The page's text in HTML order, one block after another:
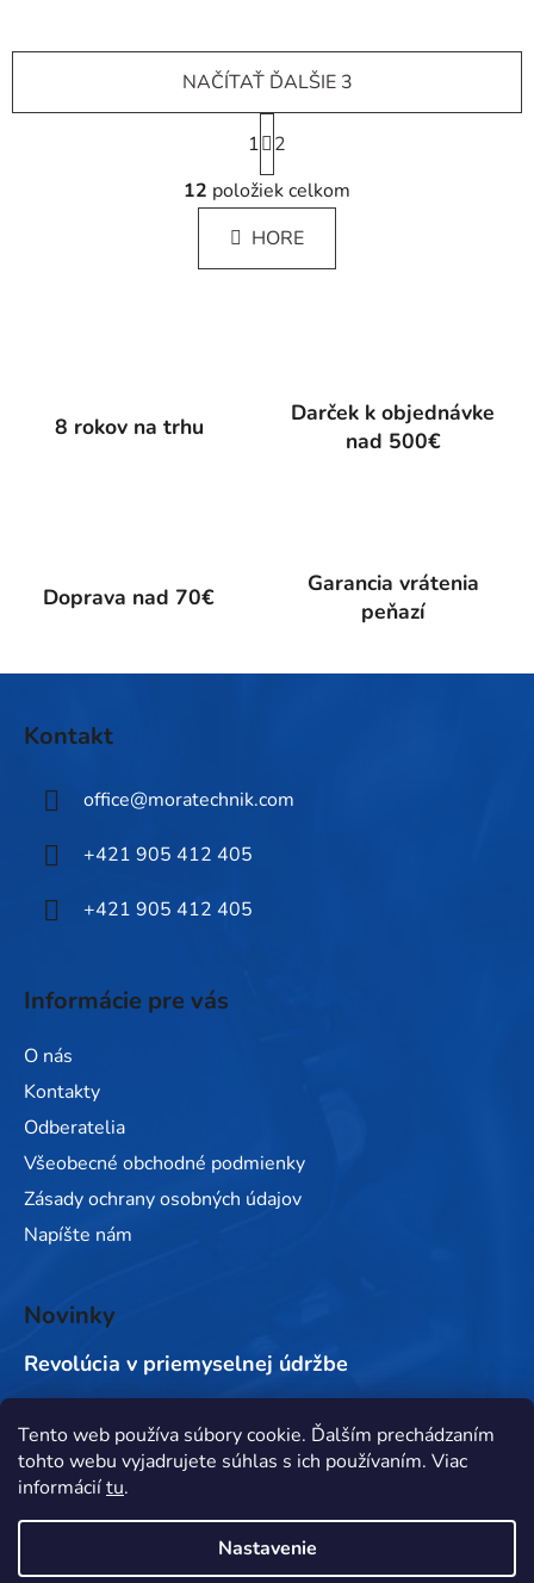
Tento web používa súbory cookie. Ďalším prechádzaním
tohto webu vyjadrujete súhlas s ich používaním. Viac
informáciítu.
Nastavenie
O
v
l
á
d
u
NAČÍTAŤ ĎALŠIE 3
S
t
r
á
n
k
1
2
12 položiek celkom
HORE
8 rokov na trhu
Darček k objednávke
nad 500€
Doprava nad 70€
Garancia vrátenia
peňazí
Kontakt
office@moratechnik.com
+421 905 412 405
+421 905 412 405
Informácie pre vás
O nás
Kontakty
Odberatelia
Všeobecné obchodné podmienky
Zásady ochrany osobných údajov
Napíšte nám
Novinky
Revolúcia v priemyselnej údržbe
Prijímame online platby